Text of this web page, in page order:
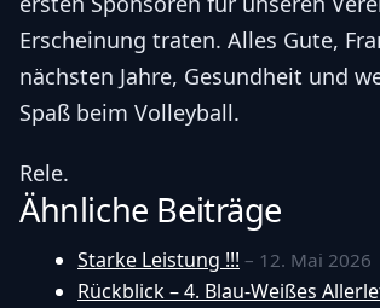
Erscheinung traten. Alles Gute,
nächsten Jahre, Gesundheit und
Spaß beim Volleyball.
Rele.
Ähnliche Beiträge
Starke Leistung !!! – 12. Mai 2026
Rückblick – 4. Blau-Weißes